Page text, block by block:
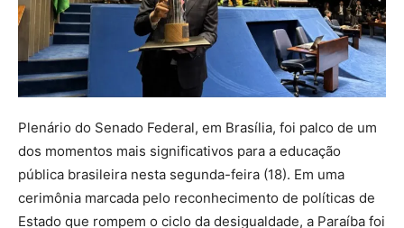
Plenário do Senado Federal, em Brasília, foi palco de um
dos momentos mais significativos para a educação
pública brasileira nesta segunda-feira (18). Em uma
cerimônia marcada pelo reconhecimento de políticas de
Estado que rompem o ciclo da desigualdade, a Paraíba foi